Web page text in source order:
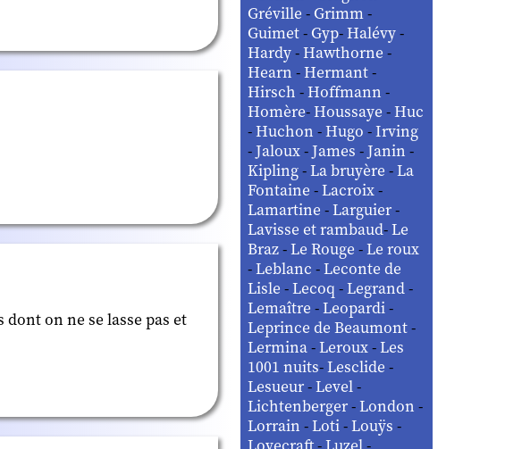
on ne se lasse pas et
Gréville- Grimm-
Guimet- Gyp-Halévy-
Hardy-Hawthorne-
Hearn-Hermant-
Hirsch-Hoffmann-
Homère-Houssaye-Huc
-Huchon-Hugo-Irving
-Jaloux-James-Janin-
Kipling-La bruyère-La
Fontaine-Lacroix-
Lamartine-Larguier-
Lavisse et rambaud-Le
Braz-Le Rouge-Le roux
-Leblanc-Leconte de
Lisle-Lecoq-Legrand-
Lemaître-Leopardi-
Leprince de Beaumont-
Lermina-Leroux-Les
1001 nuits-Lesclide-
Lesueur-Level-
Lichtenberger-London-
Lorrain-Loti-Louÿs-